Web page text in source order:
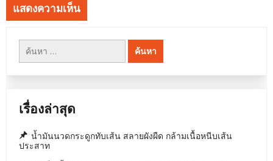
ค้นหา
สำหรับ:
เรื่องล่าสุด
น้ำมันนวดกระดูกทับเส้น สลายผังผืด กล้ามเนื้อหนีบเส้น
ประสาท